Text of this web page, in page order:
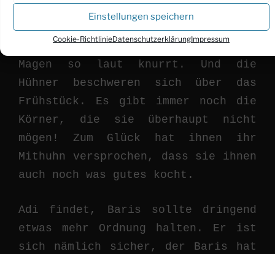
Einstellungen speichern
Cookie-RichtlinieDatenschutzerklärungImpressum
Baris kann nicht mehr schlafen,
weil er so Hunger hat und sein
Magen so laut knurrt. Und die
Hühner beschweren sich über das
Frühstück. Es gibt immer noch die
Körner, die sie überhaupt nicht
mögen! Zum Glück hat ihnen ihr
Mithuhn versprochen, dass sie ihnen
auch noch was gutes kocht.
Adi findet, Baris sollte dringend
etwas mehr Ordnung halten. Er ist
sich nämlich sicher, der Baris hat